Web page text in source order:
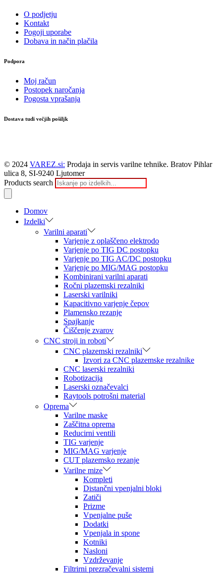
O podjetju
Kontakt
Pogoji uporabe
Dobava in način plačila
Podpora
Moj račun
Postopek naročanja
Pogosta vprašanja
Dostava tudi večjih pošiljk
© 2024 VAREZ.si: Prodaja in servis varilne tehnike. Bratov Pihlar
ulica 8, SI-9240 Ljutomer
Products search
Domov
Izdelki
Varilni aparati
Varjenje z oplaščeno elektrodo
Varjenje po TIG DC postopku
Varjenje po TIG AC/DC postopku
Varjenje po MIG/MAG postopku
Kombinirani varilni aparati
Ročni plazemski rezalniki
Laserski varilniki
Kapacitivno varjenje čepov
Plamensko rezanje
Spajkanje
Čiščenje zvarov
CNC stroji in roboti
CNC plazemski rezalniki
Izvori za CNC plazemske rezalnike
CNC laserski rezalniki
Robotizacija
Laserski označevalci
Raytools potrošni material
Oprema
Varilne maske
Zaščitna oprema
Reducirni ventili
TIG varjenje
MIG/MAG varjenje
CUT plazemsko rezanje
Varilne mize
Kompleti
Distančni vpenjalni bloki
Zatiči
Prizme
Vpenjalne puše
Dodatki
Vpenjala in spone
Kotniki
Nasloni
Vzdrževanje
Filtrirni prezračevalni sistemi